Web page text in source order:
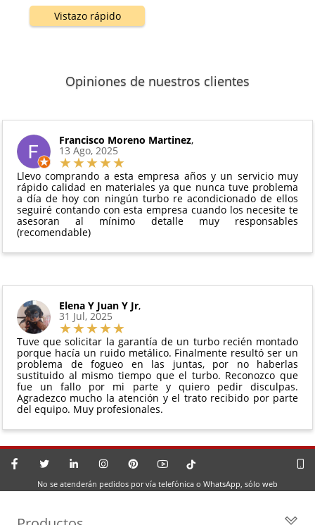
Vistazo rápido
Opiniones de nuestros clientes
Francisco Moreno Martinez,
13 Ago, 2025
Llevo comprando a esta empresa años y un servicio muy
rápido calidad en materiales ya que nunca tuve problema
a día de hoy con ningún turbo re acondicionado de ellos
seguiré contando con esta empresa cuando los necesite te
asesoran al mínimo detalle muy responsables
(recomendable)
Elena Y Juan Y Jr,
31 Jul, 2025
Tuve que solicitar la garantía de un turbo recién montado
porque hacía un ruido metálico. Finalmente resultó ser un
problema de fogueo en las juntas, por no haberlas
sustituido al mismo tiempo que el turbo. Reconozco que
fue un fallo por mi parte y quiero pedir disculpas.
Agradezco mucho la atención y el trato recibido por parte
del equipo. Muy profesionales.
No se atenderán pedidos por vía telefónica o WhatsApp, sólo web